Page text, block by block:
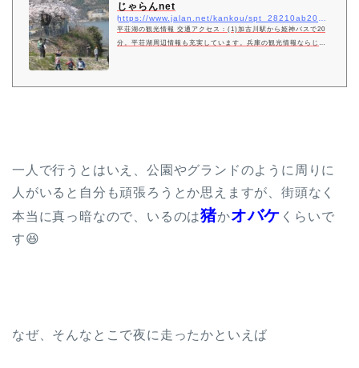
じゃらんnet
平荘湖の観光情報 交通アクセス：(1)加古川駅から姫神バスで20
分。平荘湖周辺情報も充実しています。兵庫の観光情報ならじゃ
一人で行うとはいえ、公園やグランドのように周りに
人がいると自分も頑張ろうとか思えますが、街頭なく
本当に真っ暗なので、いるのは猪かオバケ くらいで
す😆
なぜ、そんなとこで夜に走ったかといえば